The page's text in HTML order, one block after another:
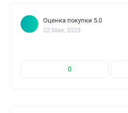
Оценка покупки 5.0
22 Мая, 2023
0